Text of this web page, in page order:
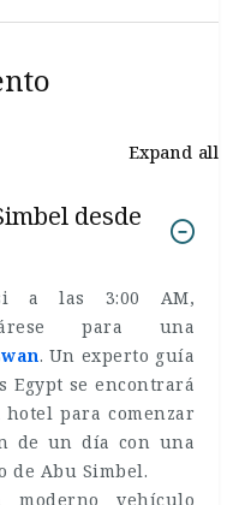
Expand all
desde
a las 3:00 AM,
para una
. Un experto guía
Egypt se encontrará
para comenzar
de un día con una
de Abu Simbel.
vehículo